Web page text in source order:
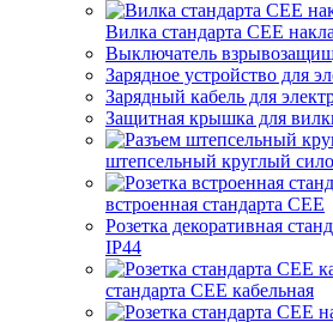
Вилка стандарта CEE
Выключатель
Зарядное устройство для
Зарядный кабель для
Защитная крышка для
штепсельный круглый
встроенная стандарта CEE
Розетка декоративная
IP44
стандарта СЕЕ кабельная